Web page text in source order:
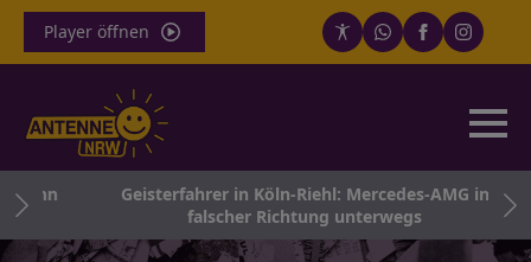
Player öffnen
Geisterfahrer in Köln-Riehl: Mercedes-AMG in
falscher Richtung unterwegs